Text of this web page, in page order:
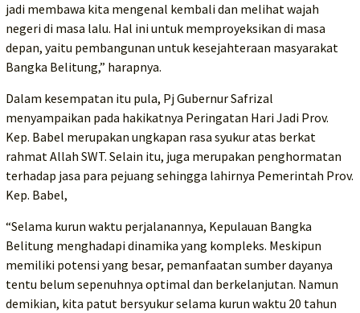
jadi membawa kita mengenal kembali dan melihat wajah
negeri di masa lalu. Hal ini untuk memproyeksikan di masa
depan, yaitu pembangunan untuk kesejahteraan masyarakat
Bangka Belitung,” harapnya.
Dalam kesempatan itu pula, Pj Gubernur Safrizal
menyampaikan pada hakikatnya Peringatan Hari Jadi Prov.
Kep. Babel merupakan ungkapan rasa syukur atas berkat
rahmat Allah SWT. Selain itu, juga merupakan penghormatan
terhadap jasa para pejuang sehingga lahirnya Pemerintah Prov.
Kep. Babel,
“Selama kurun waktu perjalanannya, Kepulauan Bangka
Belitung menghadapi dinamika yang kompleks. Meskipun
memiliki potensi yang besar, pemanfaatan sumber dayanya
tentu belum sepenuhnya optimal dan berkelanjutan. Namun
demikian, kita patut bersyukur selama kurun waktu 20 tahun